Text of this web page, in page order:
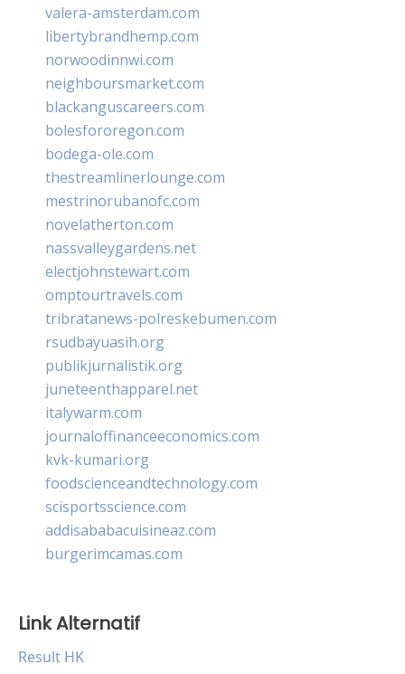
valera-amsterdam.com
libertybrandhemp.com
norwoodinnwi.com
neighboursmarket.com
blackanguscareers.com
bolesfororegon.com
bodega-ole.com
thestreamlinerlounge.com
mestrinorubanofc.com
novelatherton.com
nassvalleygardens.net
electjohnstewart.com
omptourtravels.com
tribratanews-polreskebumen.com
rsudbayuasih.org
publikjurnalistik.org
juneteenthapparel.net
italywarm.com
journaloffinanceeconomics.com
kvk-kumari.org
foodscienceandtechnology.com
scisportsscience.com
addisababacuisineaz.com
burgerimcamas.com
Link Alternatif
Result HK